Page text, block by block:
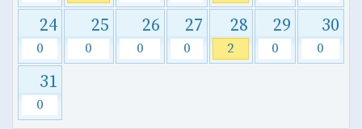
24
0
25
0
26
0
27
0
28
2
29
0
30
0
31
0